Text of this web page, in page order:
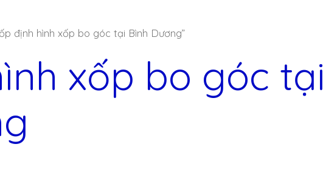
định hình xốp bo góc tại Bình Dương”
xốp bo góc tại